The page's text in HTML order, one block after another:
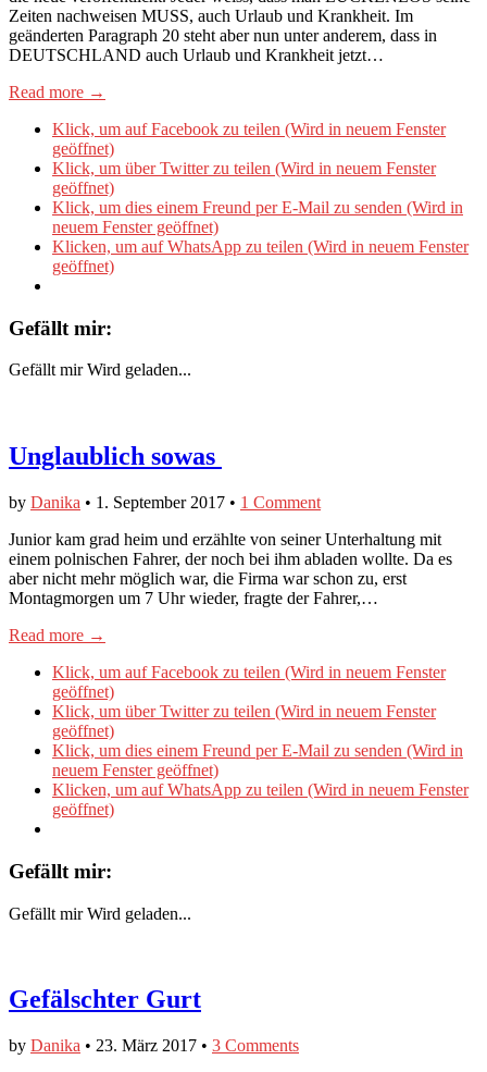
Zeiten nachweisen MUSS, auch Urlaub und Krankheit. Im
geänderten Paragraph 20 steht aber nun unter anderem, dass in
DEUTSCHLAND auch Urlaub und Krankheit jetzt…
Read more →
Klick, um auf Facebook zu teilen (Wird in neuem Fenster
geöffnet)
Klick, um über Twitter zu teilen (Wird in neuem Fenster
geöffnet)
Klick, um dies einem Freund per E-Mail zu senden (Wird in
neuem Fenster geöffnet)
Klicken, um auf WhatsApp zu teilen (Wird in neuem Fenster
geöffnet)
Gefällt mir:
Gefällt mir Wird geladen...
Unglaublich sowas
by Danika • 1. September 2017 • 1 Comment
Junior kam grad heim und erzählte von seiner Unterhaltung mit
einem polnischen Fahrer, der noch bei ihm abladen wollte. Da es
aber nicht mehr möglich war, die Firma war schon zu, erst
Montagmorgen um 7 Uhr wieder, fragte der Fahrer,…
Read more →
Klick, um auf Facebook zu teilen (Wird in neuem Fenster
geöffnet)
Klick, um über Twitter zu teilen (Wird in neuem Fenster
geöffnet)
Klick, um dies einem Freund per E-Mail zu senden (Wird in
neuem Fenster geöffnet)
Klicken, um auf WhatsApp zu teilen (Wird in neuem Fenster
geöffnet)
Gefällt mir:
Gefällt mir Wird geladen...
Gefälschter Gurt
by Danika • 23. März 2017 • 3 Comments